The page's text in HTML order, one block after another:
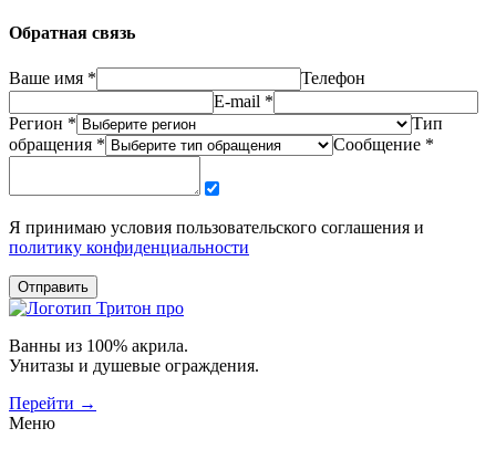
Обратная связь
Ваше имя *
Телефон
E-mail *
Регион *
Тип
обращения *
Сообщение *
Я принимаю условия пользовательского соглашения и
политику конфиденциальности
Отправить
Ванны из 100% акрила.
Унитазы и душевые ограждения.
Перейти →
Меню